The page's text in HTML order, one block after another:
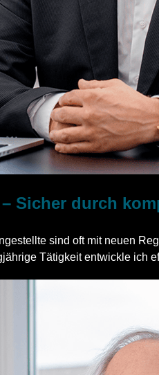
Sicher durch
sind oft mit neuen
Tätigkeit entwickle ich